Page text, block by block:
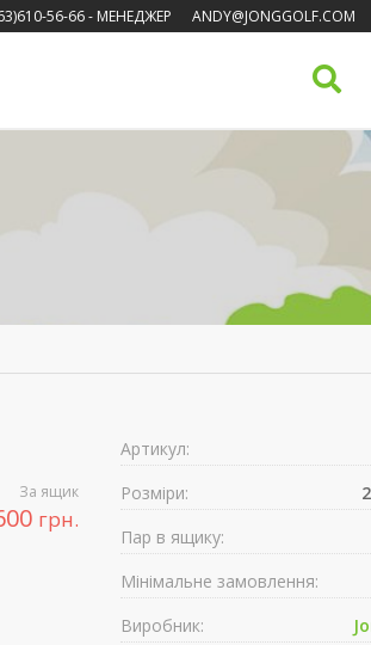
56-66- МЕНЕДЖЕР ANDY@JONGGOLF.COM
За ящик
грн.
Артикул:
Розміри:
Пар в ящику:
Мінімальне замовлення:
Виробник: